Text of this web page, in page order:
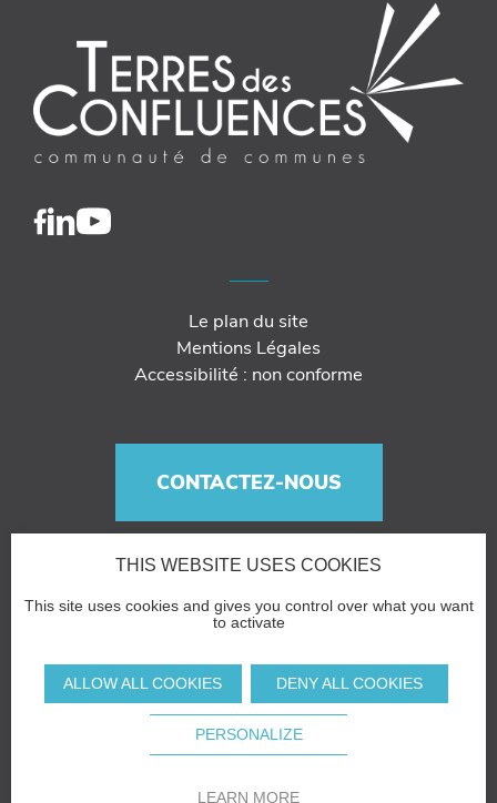
Le plan du site
Mentions Légales
Accessibilité : non conforme
CONTACTEZ-NOUS
THIS WEBSITE USES COOKIES
This site uses cookies and gives you control over what you want
to activate
ALLOW ALL COOKIES DENY ALL COOKIES
PERSONALIZE
LEARN MORE